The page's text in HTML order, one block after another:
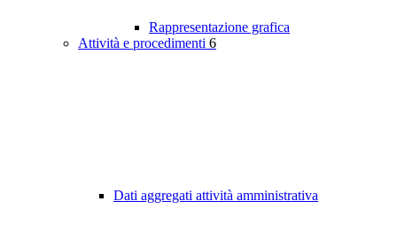
Rappresentazione grafica
Attività e procedimenti 6
Dati aggregati attività amministrativa